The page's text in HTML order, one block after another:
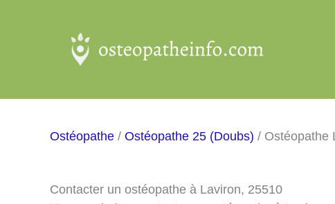
Ostéopathe / Ostéopathe 25 (Doubs) / Ostéopathe
Contacter un ostéopathe à Laviron, 25510